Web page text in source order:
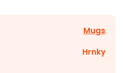
Mugs
Hrnky